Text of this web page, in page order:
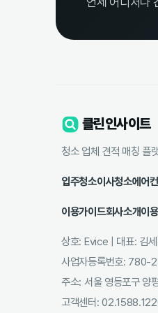
클린인사이트
청소 업체 견적 매칭 플
입주청소이사청소에어
이용가이드회사소개이
상호: Evice | 대표: 김
사업자등록번호: 780-
주소: 서울 영등포구 양
고객센터: